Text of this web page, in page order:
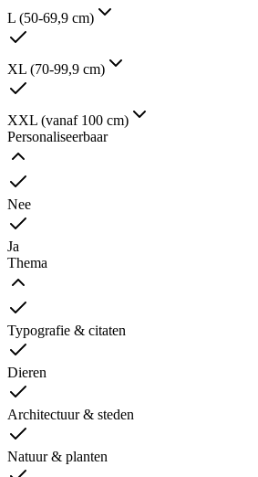
L (50-69,9 cm)
XL (70-99,9 cm)
XXL (vanaf 100 cm)
Personaliseerbaar
Nee
Ja
Thema
Typografie & citaten
Dieren
Architectuur & steden
Natuur & planten